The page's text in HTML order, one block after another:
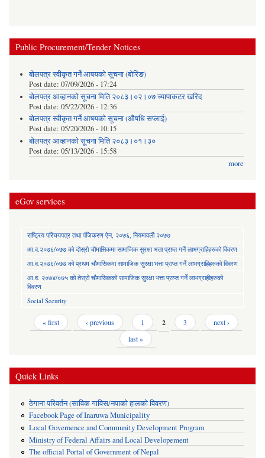
Public Procurement/Tender Notices
बोलपत्र स्वीकृत गर्ने आषयको सूचना (बोरिङ)
Post date: 07/09/2026 - 17:24
बोलपत्र आव्हानको सूचना मिति २०८३।०२।०७ च्यापाकटर खरिद
Post date: 05/22/2026 - 12:36
बोलपत्र स्वीकृत गर्ने आषयको सूचना (औषधि सप्लाई)
Post date: 05/20/2026 - 10:15
बोलपत्र आव्हानको सूचना मिति २०८३।०१।३०
Post date: 05/13/2026 - 15:58
more
eGov services
राष्ट्रिय परिचयपत्र तथा पंजिकरण ऐन, २०७६, नियमावली २०७७
आ.व.२०७६/०७७ को दोस्रो चौमासिकमा सामाजिक सुरक्षा भत्ता प्राप्त गर्ने लाभग्राहिहरुको विवरण
आ.व.२०७६/०७७ को प्रथम चौमासिकमा सामाजिक सुरक्षा भत्ता प्राप्त गर्ने लाभग्राहिहरुको विवरण
आ.व. २०७४/०७५ को तेस्रो चौमासिकको सामाजिक सुरक्षा भत्ता प्राप्त गर्ने लाभग्राहीहरुको
विवरण
Social Security
Pages« first ‹ previous 1 2 3
next ›
last »
Quick Links
ठेगाना परिवर्तन (साविक गाविस/नपाको हालको विवरण)
Facebook Page of Inaruwa Municipality
Local Governence and Community Development Program
Ministry of Federal Affairs and Local Developement
The official Portal of Government of Nepal